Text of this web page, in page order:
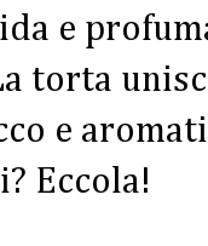
e
torta
e
Eccola!